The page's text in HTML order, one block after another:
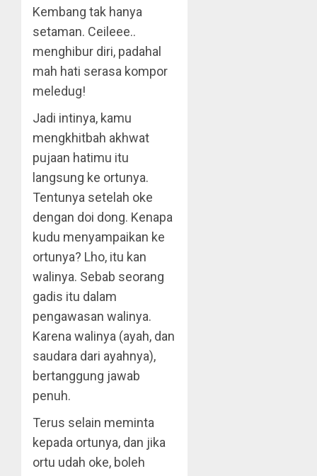
Kembang tak hanya
setaman. Ceileee..
menghibur diri, padahal
mah hati serasa kompor
meledug!
Jadi intinya, kamu
mengkhitbah akhwat
pujaan hatimu itu
langsung ke ortunya.
Tentunya setelah oke
dengan doi dong. Kenapa
kudu menyampaikan ke
ortunya? Lho, itu kan
walinya. Sebab seorang
gadis itu dalam
pengawasan walinya.
Karena walinya (ayah, dan
saudara dari ayahnya),
bertanggung jawab
penuh.
Terus selain meminta
kepada ortunya, dan jika
ortu udah oke, boleh